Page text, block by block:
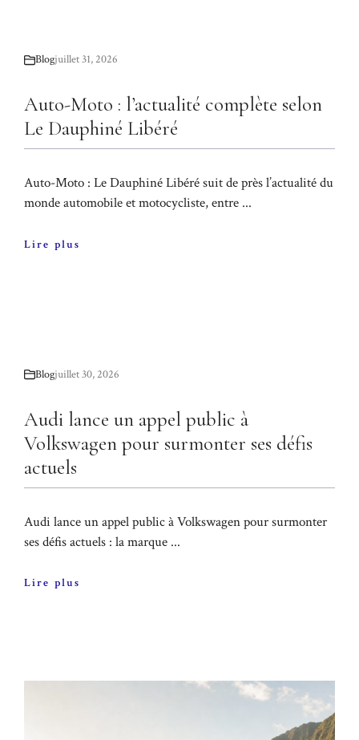
Blogjuillet 31, 2026
Auto-Moto : l’actualité complète selon
Le Dauphiné Libéré
Auto-Moto : Le Dauphiné Libéré suit de près l’actualité du
monde automobile et motocycliste, entre ...
Lire plus
Blogjuillet 30, 2026
Audi lance un appel public à
Volkswagen pour surmonter ses défis
actuels
Audi lance un appel public à Volkswagen pour surmonter
ses défis actuels : la marque ...
Lire plus